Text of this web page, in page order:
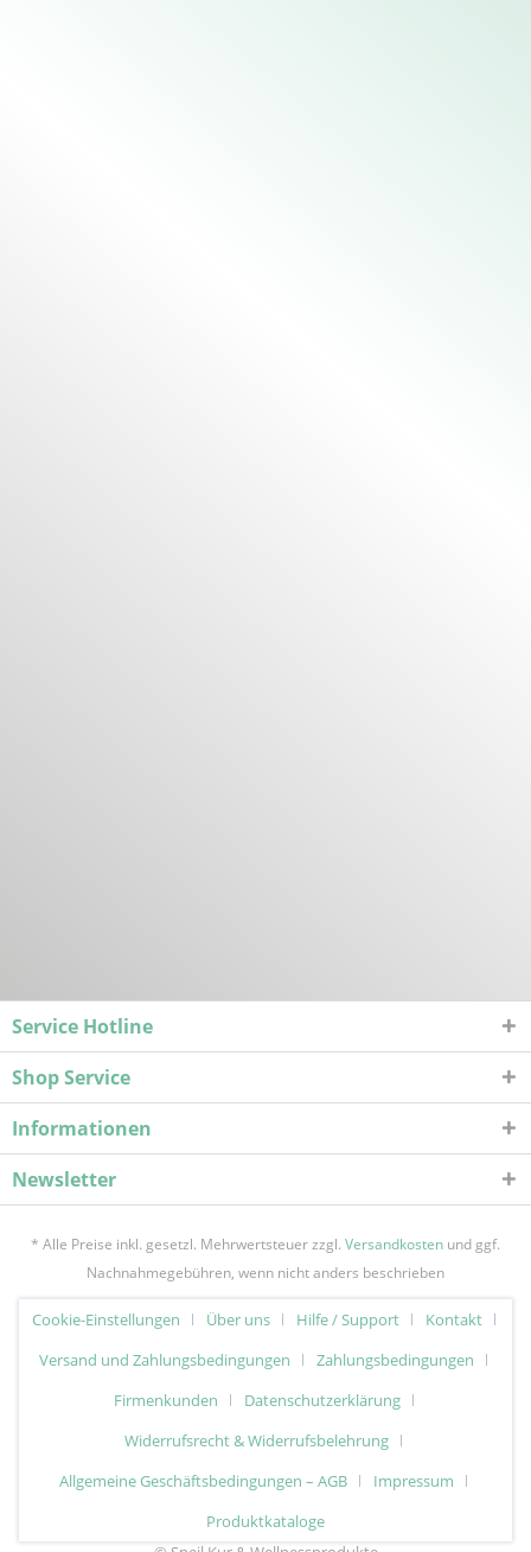
Service Hotline
Shop Service
Informationen
Newsletter
* Alle Preise inkl. gesetzl. Mehrwertsteuer zzgl. Versandkosten und ggf.
Nachnahmegebühren, wenn nicht anders beschrieben
Cookie-Einstellungen Über uns Hilfe / Support
Kontakt
Versand und Zahlungsbedingungen
Zahlungsbedingungen
Firmenkunden
Datenschutzerklärung
Widerrufsrecht & Widerrufsbelehrung
Allgemeine Geschäftsbedingungen – AGB
Impressum
Produktkataloge